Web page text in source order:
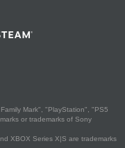
Mark", "PlayStation", "PS5
or trademarks of Sony
XBOX Series X|S are trademarks